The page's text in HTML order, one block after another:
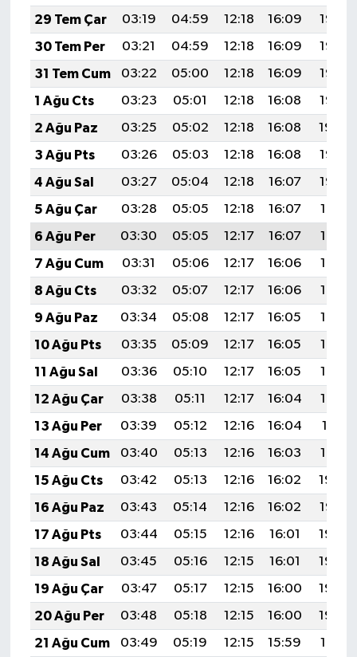
29 Tem Çar
03:19 04:59 12:18 16:09
19:27
30 Tem Per
03:21 04:59 12:18 16:09
19:27
31 Tem Cum
03:22 05:00 12:18 16:09
19:26
1 Ağu Cts
03:23 05:01 12:18 16:08
19:25
2 Ağu Paz
03:25 05:02 12:18 16:08
19:24
3 Ağu Pts
03:26 05:03 12:18 16:08
19:23
4 Ağu Sal
03:27 05:04 12:18 16:07
19:22
5 Ağu Çar
03:28 05:05 12:18 16:07
19:21
6 Ağu Per
03:30 05:05 12:17 16:07
19:19
7 Ağu Cum
03:31 05:06 12:17 16:06
19:18
8 Ağu Cts
03:32 05:07 12:17 16:06
19:17
9 Ağu Paz
03:34 05:08 12:17 16:05
19:16
10 Ağu Pts
03:35 05:09 12:17 16:05
19:15
11 Ağu Sal
03:36 05:10 12:17 16:05
19:14
12 Ağu Çar
03:38 05:11 12:17 16:04
19:12
13 Ağu Per
03:39 05:12 12:16 16:04
19:11
14 Ağu Cum
03:40 05:13 12:16 16:03
19:10
15 Ağu Cts
03:42 05:13 12:16 16:02
19:09
16 Ağu Paz
03:43 05:14 12:16 16:02
19:07
17 Ağu Pts
03:44 05:15 12:16 16:01
19:06
18 Ağu Sal
03:45 05:16 12:15 16:01
19:05
19 Ağu Çar
03:47 05:17 12:15 16:00
19:03
20 Ağu Per
03:48 05:18 12:15 16:00
19:02
21 Ağu Cum
03:49 05:19 12:15 15:59
19:01